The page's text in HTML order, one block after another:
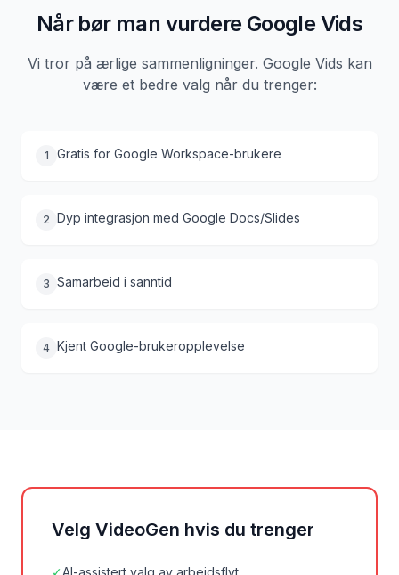
Når bør man vurdere Google Vids
Vi tror på ærlige sammenligninger. Google Vids kan
være et bedre valg når du trenger:
1 Gratis for Google Workspace-brukere
2 Dyp integrasjon med Google Docs/Slides
3 Samarbeid i sanntid
4 Kjent Google-brukeropplevelse
Velg VideoGen hvis du trenger
✓AI-assistert valg av arbeidsflyt